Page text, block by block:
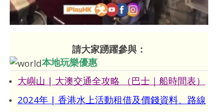
請大家踴躍參與：
本地玩樂優惠
大嶼山 | 大澳交通全攻略 （巴士｜船時間表）
2024年 | 香港水上活動租借及價錢資料、路線